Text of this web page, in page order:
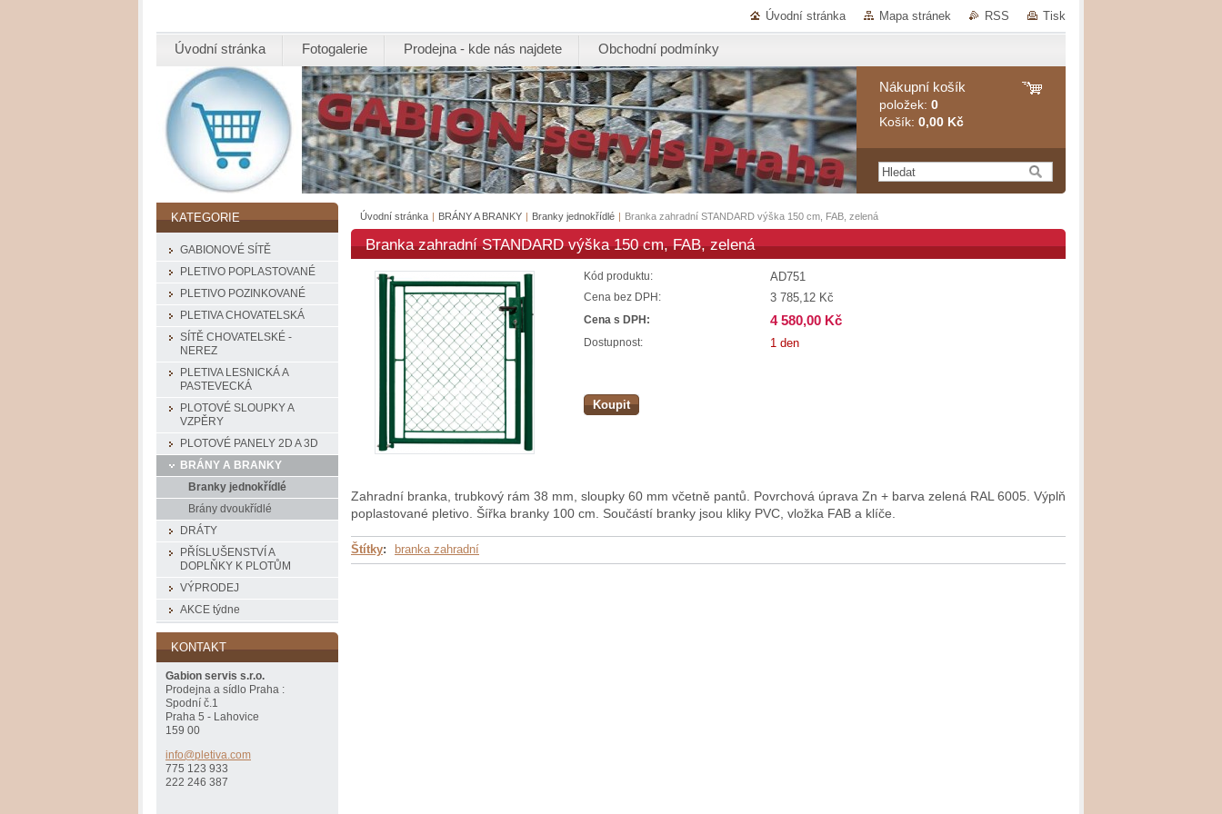
Úvodní stránka Mapa stránek RSS Tisk
Úvodní stránka Fotogalerie Prodejna - kde nás najdete Obchodní podmínky
Nákupní košík
položek: 0
Košík: 0,00 Kč
Úvodní stránka | BRÁNY A BRANKY | Branky jednokřídlé | Branka zahradní STANDARD výška 150 cm, FAB, zelená
Branka zahradní STANDARD výška 150 cm, FAB, zelená
Kód produktu: AD751
Cena bez DPH: 3 785,12 Kč
Cena s DPH: 4 580,00 Kč
Dostupnost: 1 den
Koupit
Zahradní branka, trubkový rám 38 mm, sloupky 60 mm včetně pantů. Povrchová úprava Zn + barva zelená RAL 6005. Výplň
poplastované pletivo. Šířka branky 100 cm. Součástí branky jsou kliky PVC, vložka FAB a klíče.
Štítky: branka zahradní
KATEGORIE
GABIONOVÉ SÍTĚ
PLETIVO POPLASTOVANÉ
PLETIVO POZINKOVANÉ
PLETIVA CHOVATELSKÁ
SÍTĚ CHOVATELSKÉ -
NEREZ
PLETIVA LESNICKÁ A
PASTEVECKÁ
PLOTOVÉ SLOUPKY A
VZPĚRY
PLOTOVÉ PANELY 2D A 3D
BRÁNY A BRANKY
Branky jednokřídlé
Brány dvoukřídlé
DRÁTY
PŘÍSLUŠENSTVÍ A
DOPLŇKY K PLOTŮM
VÝPRODEJ
AKCE týdne
KONTAKT
Gabion servis s.r.o.
Prodejna a sídlo Praha :
Spodní č.1
Praha 5 - Lahovice
159 00
info@pletiva.com
775 123 933
222 246 387